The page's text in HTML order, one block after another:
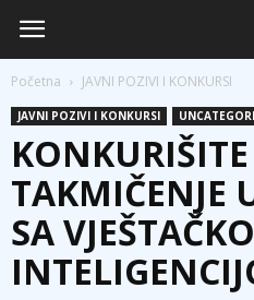
Početna JAVNI POZIVI I KONKURSI
JAVNI POZIVI I KONKURSI
TAKMIČENJE
SA